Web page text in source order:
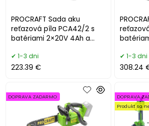
PROCRAFT Sada aku
reťazová píla PCA42/2 s
batériami 2×20V 4Ah a
1-3 dni
223.39 €
1-3 dni
308.24
DOPRAVA ZADARMO
DOPRAVA
Produkt sa